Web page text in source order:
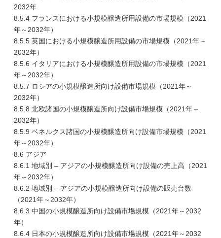
2032年
8.5.4 フランスにおける小規模醸造所用設備の市場規模（2021
年～2032年）
8.5.5 英国における小規模醸造所用設備の市場規模（2021年～
2032年）
8.5.6 イタリアにおける小規模醸造所用設備の市場規模（2021
年～2032年）
8.5.7 ロシアの小規模醸造所向け設備市場規模（2021年～
2032年）
8.5.8 北欧諸国の小規模醸造所向け設備市場規模（2021年～
2032年）
8.5.9 ベネルクス諸国の小規模醸造所向け設備市場規模（2021
年～2032年）
8.6 アジア
8.6.1 地域別 – アジアの小規模醸造所向け設備の売上高（2021
年～2032年）
8.6.2 地域別 – アジアの小規模醸造所向け設備の販売台数
（2021年～2032年）
8.6.3 中国の小規模醸造所向け設備市場規模（2021年～2032
年）
8.6.4 日本の小規模醸造所向け設備市場規模（2021年～2032